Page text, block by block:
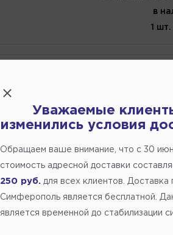
в
1 шт.
Указатель
Артикул
Каталожный
Напомнить о
ожидается
Уважаемые
изменились условия
Обращаем ваше внимание, что c 30
стоимость адресной доставки
250 руб. для всех клиентов. Доставка
Симферополь является бесплатной.
является временной до стабилизации